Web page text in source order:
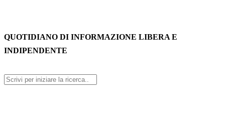
QUOTIDIANO DI INFORMAZIONE LIBERA E
INDIPENDENTE